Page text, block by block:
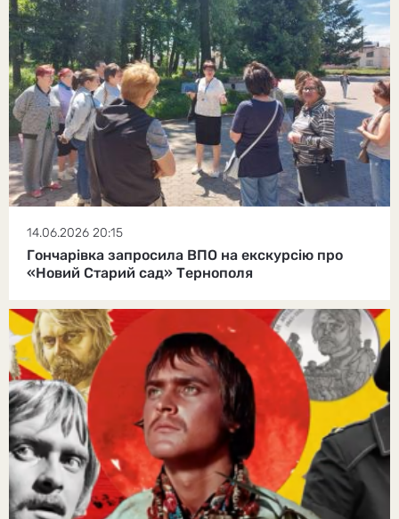
14.06.2026 20:15
Гончарівка запросила ВПО на екскурсію про
«Новий Старий сад» Тернополя